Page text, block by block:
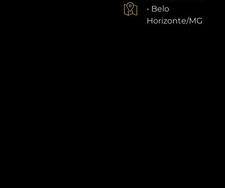
• Belo
Horizonte/MG